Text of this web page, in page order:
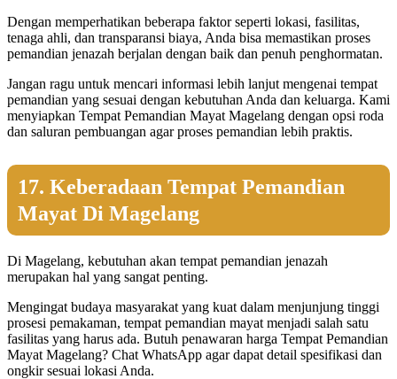
Dengan memperhatikan beberapa faktor seperti lokasi, fasilitas,
tenaga ahli, dan transparansi biaya, Anda bisa memastikan proses
pemandian jenazah berjalan dengan baik dan penuh penghormatan.
Jangan ragu untuk mencari informasi lebih lanjut mengenai tempat
pemandian yang sesuai dengan kebutuhan Anda dan keluarga. Kami
menyiapkan Tempat Pemandian Mayat Magelang dengan opsi roda
dan saluran pembuangan agar proses pemandian lebih praktis.
17. Keberadaan Tempat Pemandian
Mayat Di Magelang
Di Magelang, kebutuhan akan tempat pemandian jenazah
merupakan hal yang sangat penting.
Mengingat budaya masyarakat yang kuat dalam menjunjung tinggi
prosesi pemakaman, tempat pemandian mayat menjadi salah satu
fasilitas yang harus ada. Butuh penawaran harga Tempat Pemandian
Mayat Magelang? Chat WhatsApp agar dapat detail spesifikasi dan
ongkir sesuai lokasi Anda.